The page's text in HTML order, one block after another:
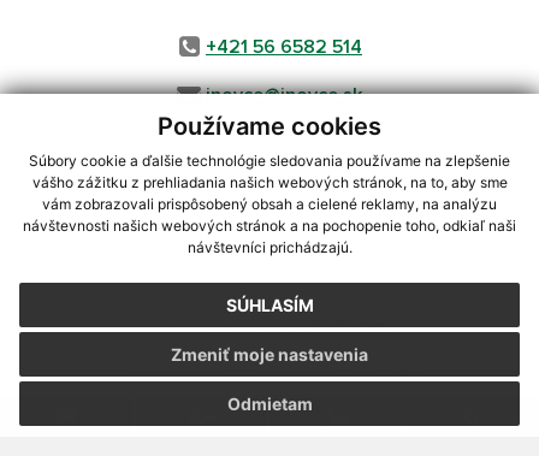
Používame cookies
Súbory cookie a ďalšie technológie sledovania používame na zlepšenie
vášho zážitku z prehliadania našich webových stránok, na to, aby sme
vám zobrazovali prispôsobený obsah a cielené reklamy, na analýzu
návštevnosti našich webových stránok a na pochopenie toho, odkiaľ naši
návštevníci prichádzajú.
SÚHLASÍM
Odmietam
Zmeniť moje nastavenia
+421 56 6582 514
inovce@inovce.sk
využite možnosť získavania aktuálnych informácií s využitím RSS
CMS systém (redakčný) systém ECHELON 2,Mapa stránok,web portál
webex.digital, s.r.o.,domény,registrácia domény
Posledná aktualizácia:05.08.2026
Vytlačiť stránku|Vyhlásenie o prístupnosti